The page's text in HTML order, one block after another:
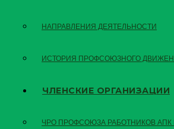
НАПРАВЛЕНИЯ ДЕЯТЕЛЬНОСТИ
ИСТОРИЯ ПРОФСОЮЗНОГО
ЧЛЕНСКИЕ ОРГАНИЗАЦИИ
ЧРО ПРОФСОЮЗА РАБОТНИКОВ АПК